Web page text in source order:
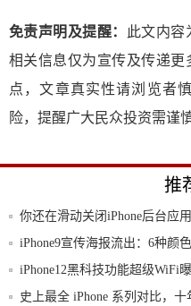
免责声明及提醒：
此文内容
相关信息仅为宣传及传递
点，文章真实性请浏览者
险，提醒广大民众投资需谨慎
推
你还在滑动关闭iPhone后台应
iPhone9宣传海报流出：6种颜
iPhone12黑科技功能超级WiFi曝
史上最全 iPhone 系列对比，十